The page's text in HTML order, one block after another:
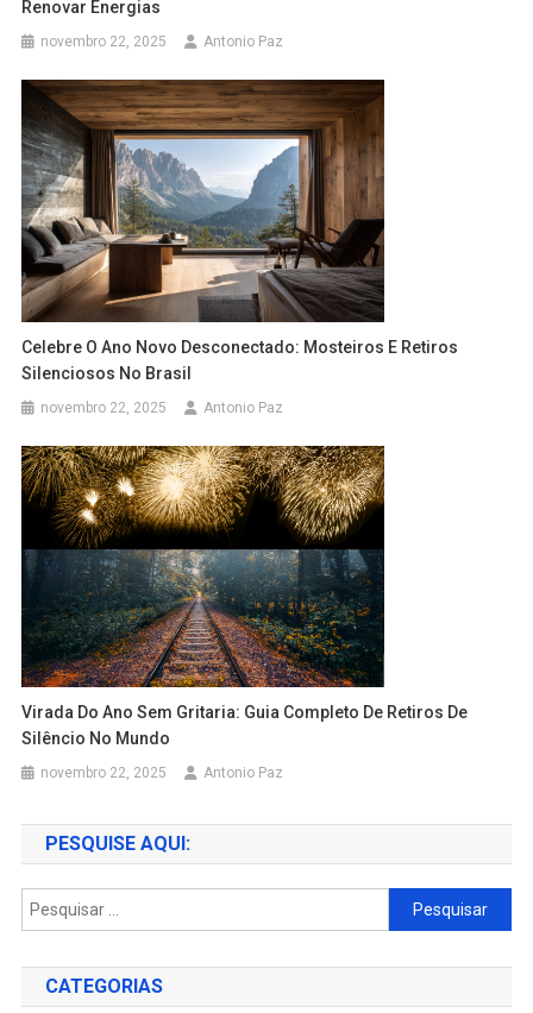
Renovar Energias
novembro 22, 2025 Antonio Paz
Celebre O Ano Novo Desconectado: Mosteiros E Retiros
Silenciosos No Brasil
novembro 22, 2025 Antonio Paz
Virada Do Ano Sem Gritaria: Guia Completo De Retiros De
Silêncio No Mundo
novembro 22, 2025 Antonio Paz
PESQUISE AQUI:
Pesquisar
por:
CATEGORIAS